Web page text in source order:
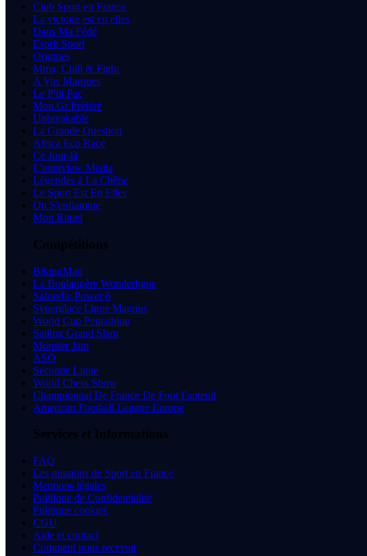
Club Sport en France
La victoire est en elles
Dans Ma Fédé
Esprit Sport
Origines
Mma, Chill & Fight
A Vos Marques
Le P'tit Pac
Mon Gr Préféré
Unbreakable
La Grande Question
Africa Eco Race
Ce Jour-là
L'interview Media
Légendes à La Chêne
Le Sport Est En Elles
On S'enflamme
Mon Rituel
Compétitions
BikingMan
La Boulangère Wonderligue
Saforelle Power 6
Synerglace Ligue Magnus
World Cup Pentathlon
Sailing Grand Slam
Monster Jam
ASO
Seconde Ligue
World Chess Show
Championnat De France De Foot Fauteuil
American Football League Europe
Services et Informations
FAQ
Les missions de Sport en France
Mentions légales
Politique de Confidentialité
Politique cookies
CGU
Aide et contact
Comment nous recevoir